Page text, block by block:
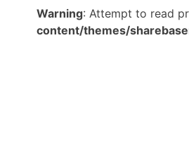
Warning: Attempt to read
content/themes/